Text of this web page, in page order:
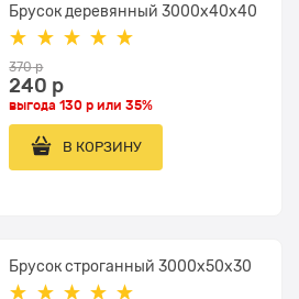
Брусок деревянный 3000x40х40
370 р
240 р
выгода130 р или35%
В КОРЗИНУ
Брусок строганный 3000x50х30